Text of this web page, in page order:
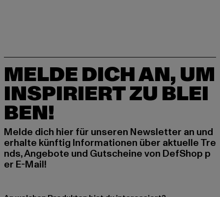
MELDE DICH AN, UM
INSPIRIERT ZU BLEI
BEN!
Melde dich hier für unseren Newsletter an und
erhalte künftig Informationen über aktuelle Tre
nds, Angebote und Gutscheine von DefShop p
er E-Mail!